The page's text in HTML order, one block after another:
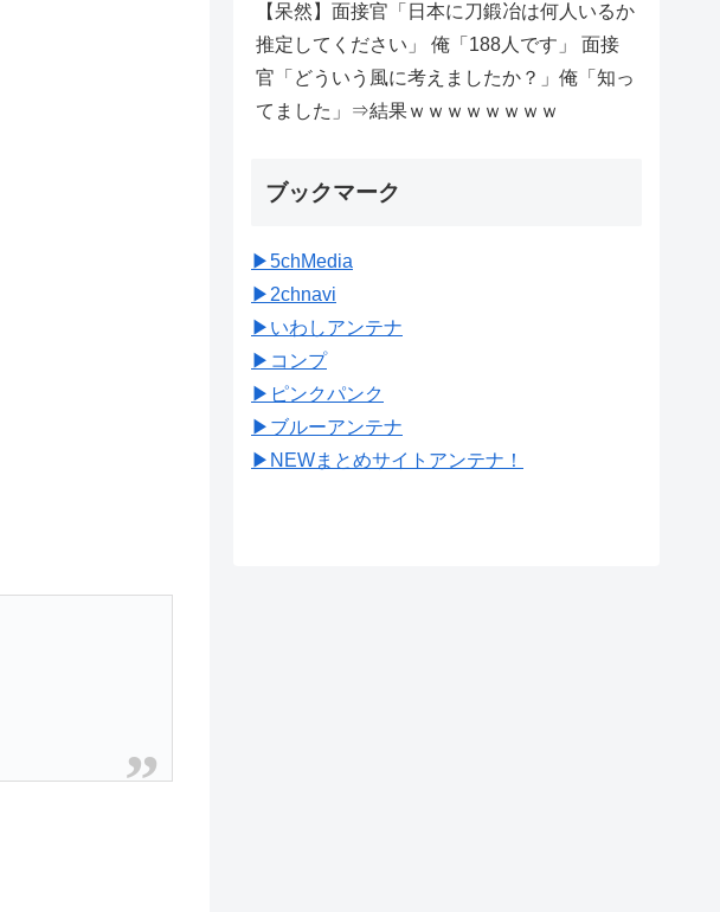
【呆然】面接官「日本に刀鍛冶は何人いるか
推定してください」 俺「188人です」 面接
官「どういう風に考えましたか？」俺「知っ
てました」⇒結果ｗｗｗｗｗｗｗｗ
ブックマーク
▶︎5chMedia
▶︎2chnavi
▶︎いわしアンテナ
▶︎コンプ
▶︎ピンクパンク
▶︎ブルーアンテナ
▶︎NEWまとめサイトアンテナ！